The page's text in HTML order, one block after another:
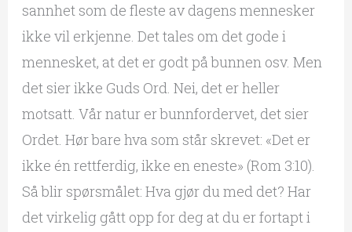
sannhet som de fleste av dagens mennesker
ikke vil erkjenne. Det tales om det gode i
mennesket, at det er godt på bunnen osv. Men
det sier ikke Guds Ord. Nei, det er heller
motsatt. Vår natur er bunnfordervet, det sier
Ordet. Hør bare hva som står skrevet: «Det er
ikke én rettferdig, ikke en eneste» (Rom 3:10).
Så blir spørsmålet: Hva gjør du med det? Har
det virkelig gått opp for deg at du er fortapt i